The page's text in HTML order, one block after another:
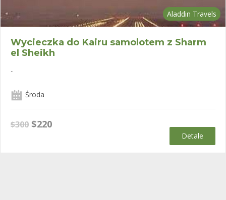
Aladdin Travels
Wycieczka do Kairu samolotem z Sharm
el Sheikh
..
Środa
$300 Pierwotna
$300.
$220Aktualna
$220.
Detale